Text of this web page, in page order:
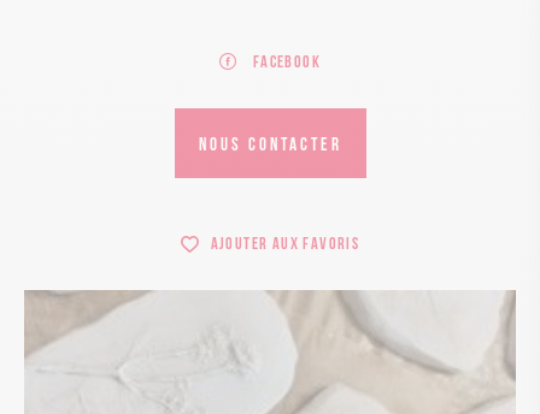
Facebook
NOUS CONTACTER
Ajouter aux favoris